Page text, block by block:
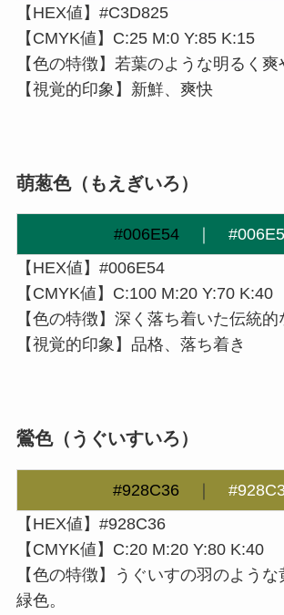
【HEX値】#C3D825
【CMYK値】C:25 M:0 Y:85 K:15
【色の特徴】若葉のような明るく爽
【視覚的印象】新鮮、爽快
萌葱色（もえぎいろ）
#006E54｜
【HEX値】#006E54
【CMYK値】C:100 M:20 Y:70 K:40
【色の特徴】深く落ち着いた伝統的
【視覚的印象】品格、落ち着き
鶯色（うぐいすいろ）
#928C36｜
【HEX値】#928C36
【CMYK値】C:20 M:20 Y:80 K:40
【色の特徴】うぐいすの羽のよう
緑色。